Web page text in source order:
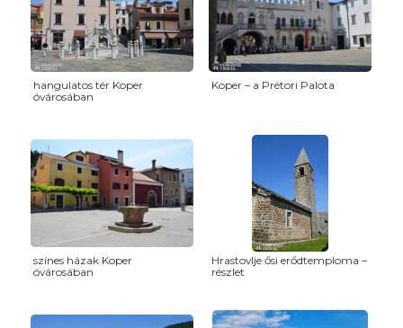
hangulatos tér Koper
óvárosában
Koper – a Prétori Palota
színes házak Koper
óvárosában
Hrastovlje ősi erődtemploma –
részlet